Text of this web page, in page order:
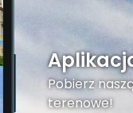
Pobierz
terenowe!